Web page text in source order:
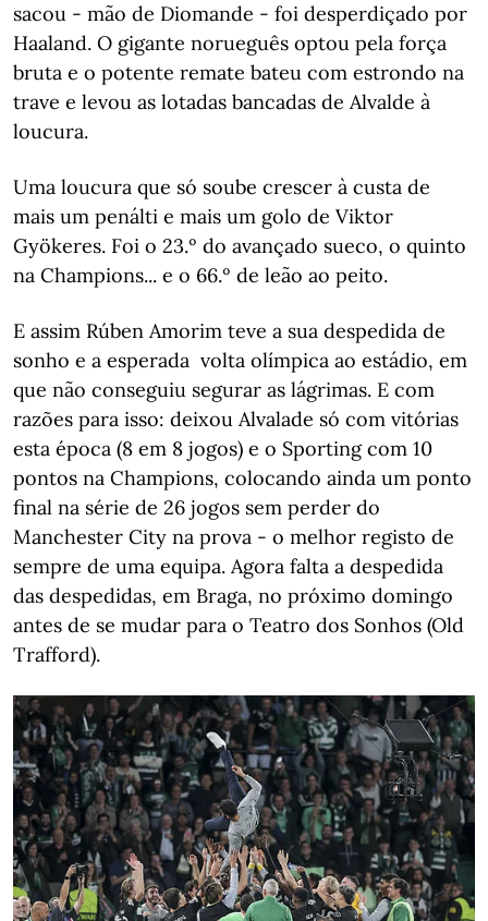
sacou - mão de Diomande - foi desperdiçado por
Haaland. O gigante norueguês optou pela força
bruta e o potente remate bateu com estrondo na
trave e levou as lotadas bancadas de Alvalde à
loucura.
Uma loucura que só soube crescer à custa de
mais um penálti e mais um golo de Viktor
Gyökeres. Foi o 23.º do avançado sueco, o quinto
na Champions... e o 66.º de leão ao peito.
E assim Rúben Amorim teve a sua despedida de
sonho e a esperada volta olímpica ao estádio, em
que não conseguiu segurar as lágrimas. E com
razões para isso: deixou Alvalade só com vitórias
esta época (8 em 8 jogos) e o Sporting com 10
pontos na Champions, colocando ainda um ponto
final na série de 26 jogos sem perder do
Manchester City na prova - o melhor registo de
sempre de uma equipa. Agora falta a despedida
das despedidas, em Braga, no próximo domingo
antes de se mudar para o Teatro dos Sonhos (Old
Trafford).